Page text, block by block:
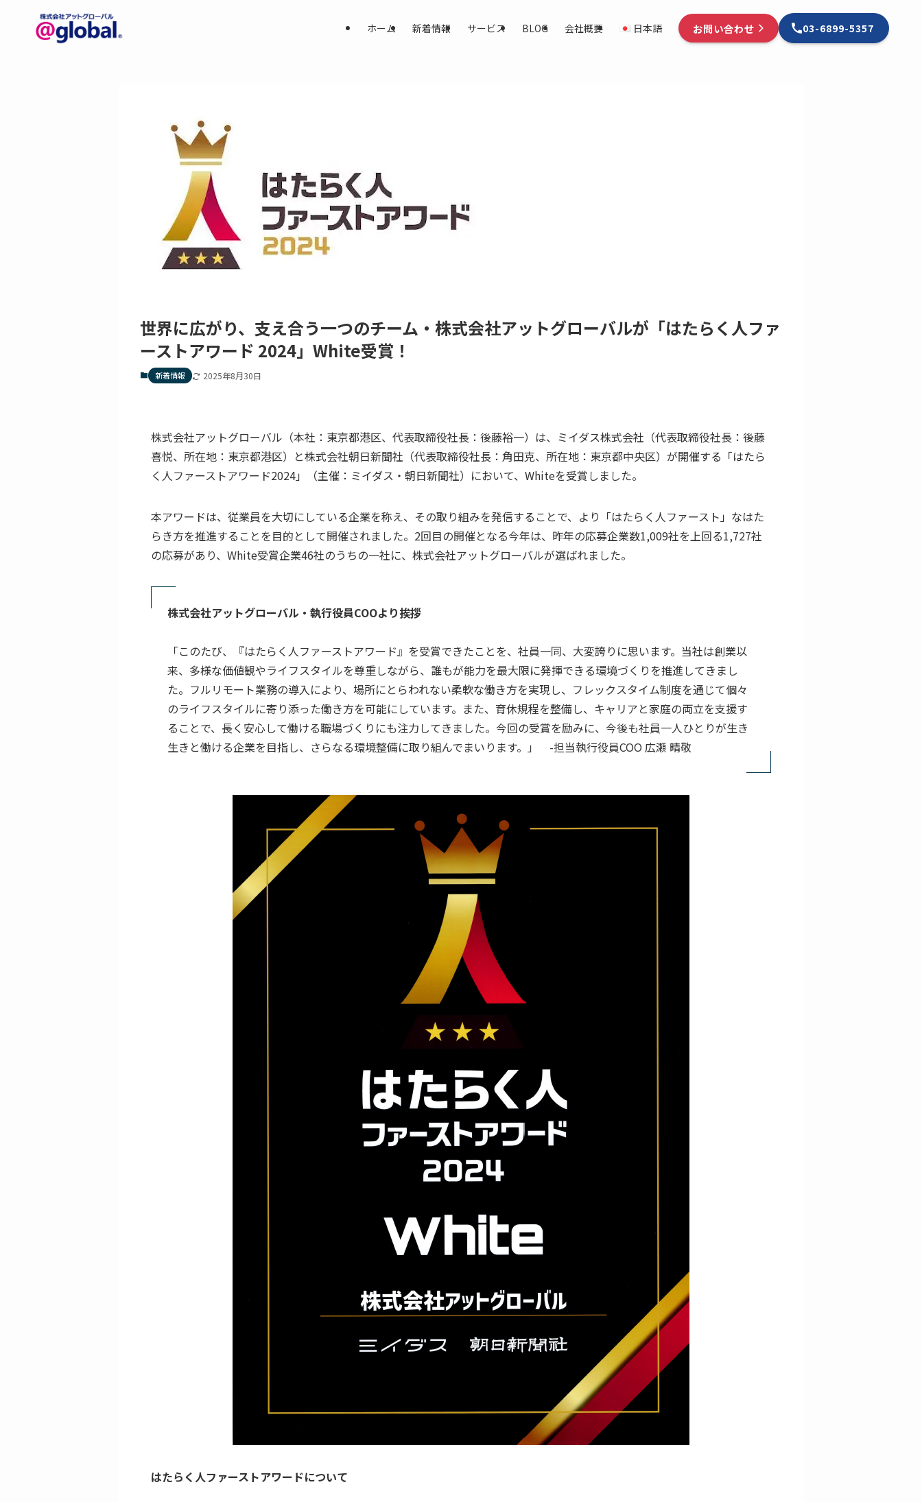
ホーム 新着情報 サービス BLOG 会社概要 日本語 お問い合わせ 03-6899-5357
世界に広がり、支え合う一つのチーム・株式会社アットグローバルが「はたらく人ファ
ーストアワード 2024」White受賞！
新着情報 2025年8月30日
株式会社アットグローバル（本社：東京都港区、代表取締役社長：後藤裕一）は、ミイダス株式会社（代表取締役社長：後藤
喜悦、所在地：東京都港区）と株式会社朝日新聞社（代表取締役社長：角田克、所在地：東京都中央区）が開催する「はたら
く人ファーストアワード2024」（主催：ミイダス・朝日新聞社）において、Whiteを受賞しました。
本アワードは、従業員を大切にしている企業を称え、その取り組みを発信することで、より「はたらく人ファースト」なはた
らき方を推進することを目的として開催されました。2回目の開催となる今年は、昨年の応募企業数1,009社を上回る1,727社
の応募があり、White受賞企業46社のうちの一社に、株式会社アットグローバルが選ばれました。
株式会社アットグローバル・執行役員COOより挨拶
「このたび、『はたらく人ファーストアワード』を受賞できたことを、社員一同、大変誇りに思います。当社は創業以
来、多様な価値観やライフスタイルを尊重しながら、誰もが能力を最大限に発揮できる環境づくりを推進してきまし
た。フルリモート業務の導入により、場所にとらわれない柔軟な働き方を実現し、フレックスタイム制度を通じて個々
のライフスタイルに寄り添った働き方を可能にしています。また、育休規程を整備し、キャリアと家庭の両立を支援す
ることで、長く安心して働ける職場づくりにも注力してきました。今回の受賞を励みに、今後も社員一人ひとりが生き
生きと働ける企業を目指し、さらなる環境整備に取り組んでまいります。」 -担当執行役員COO 広瀬 晴敬
はたらく人ファーストアワードについて